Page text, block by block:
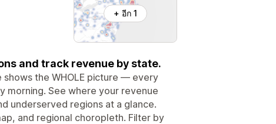
+ อีก 1
and track revenue by state.
shows the WHOLE picture — every
morning. See where your revenue
underserved regions at a glance.
and regional choropleth. Filter by